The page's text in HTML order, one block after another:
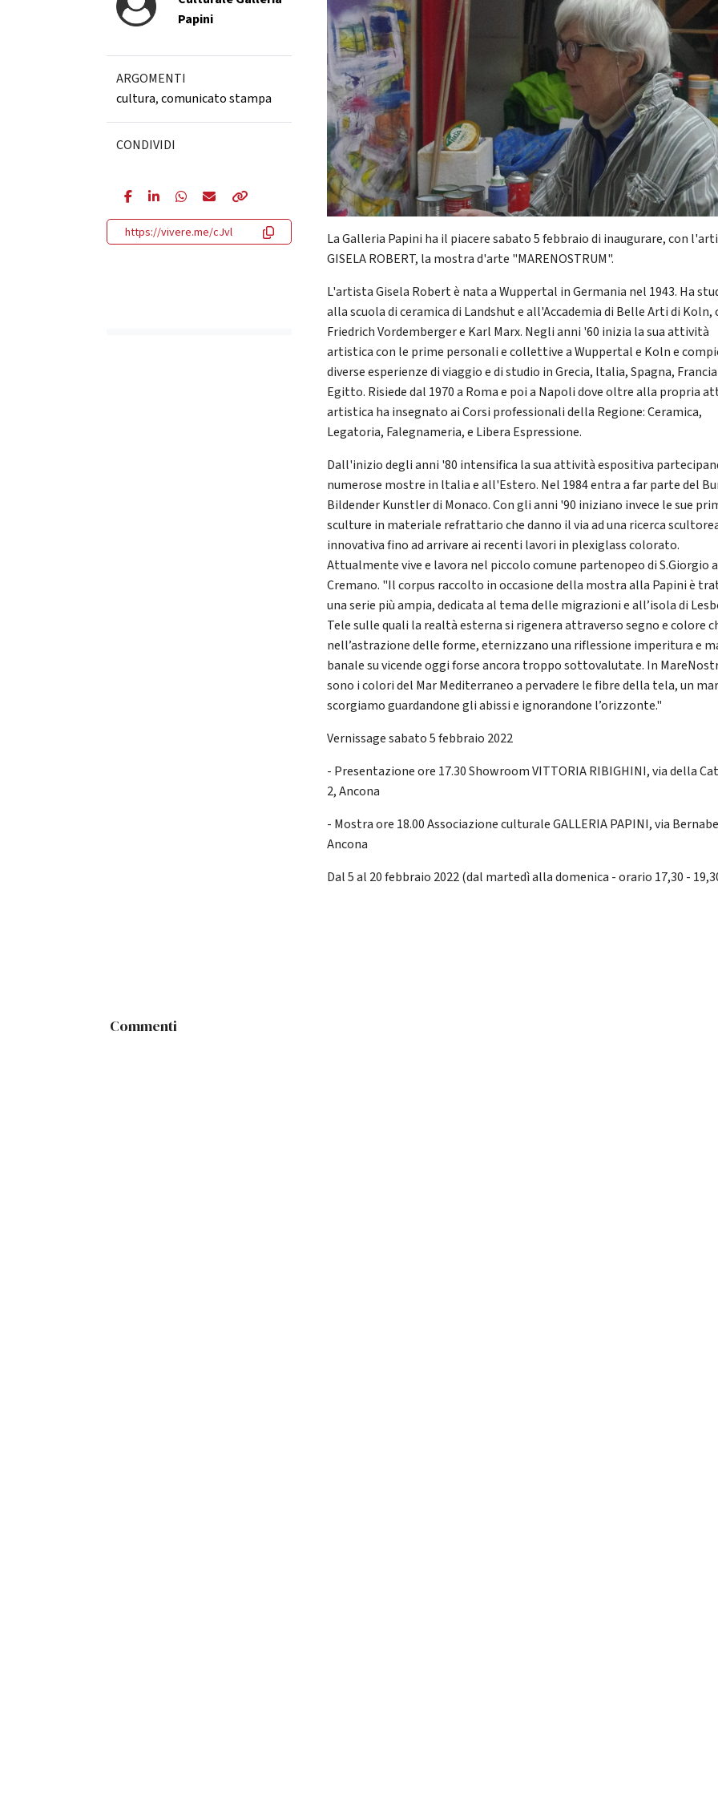
Papini
ARGOMENTI
cultura,comunicato stampa
CONDIVIDI
https://vivere.me/cJvl
La Galleria Papini ha il piacere sabato 5 febbraio di inaugurare, con
GISELA ROBERT, la mostra d'arte "MARENOSTRUM".
L'artista Gisela Robert è nata a Wuppertal in Germania nel 1943. Ha
alla scuola di ceramica di Landshut e all'Accademia di Belle Arti di Koln,
Friedrich Vordemberger e Karl Marx. Negli anni '60 inizia la sua attività
artistica con le prime personali e collettive a Wuppertal e Koln e
diverse esperienze di viaggio e di studio in Grecia, ltalia, Spagna,
Egitto. Risiede dal 1970 a Roma e poi a Napoli dove oltre alla propria
artistica ha insegnato ai Corsi professionali della Regione: Ceramica,
Legatoria, Falegnameria, e Libera Espressione.
Dall'inizio degli anni '80 intensifica la sua attività espositiva
numerose mostre in ltalia e all'Estero. Nel 1984 entra a far parte del
Bildender Kunstler di Monaco. Con gli anni '90 iniziano invece le sue
sculture in materiale refrattario che danno il via ad una ricerca
innovativa fino ad arrivare ai recenti lavori in plexiglass colorato.
Attualmente vive e lavora nel piccolo comune partenopeo di S.Giorgio a
Cremano. "Il corpus raccolto in occasione della mostra alla Papini è
una serie più ampia, dedicata al tema delle migrazioni e all’isola di
Tele sulle quali la realtà esterna si rigenera attraverso segno e colore
nell’astrazione delle forme, eternizzano una riflessione imperitura e
banale su vicende oggi forse ancora troppo sottovalutate. In
sono i colori del Mar Mediterraneo a pervadere le fibre della tela, un
scorgiamo guardandone gli abissi e ignorandone l’orizzonte."
Vernissage sabato 5 febbraio 2022
- Presentazione ore 17.30 Showroom VITTORIA RIBIGHINI, via della
2, Ancona
- Mostra ore 18.00 Associazione culturale GALLERIA PAPINI, via
Ancona
Dal 5 al 20 febbraio 2022 (dal martedì alla domenica - orario 17,30 -
Commenti